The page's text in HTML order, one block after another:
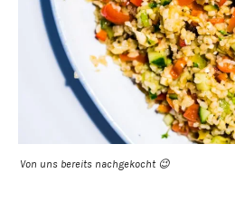
Von uns bereits nachgekocht 😉